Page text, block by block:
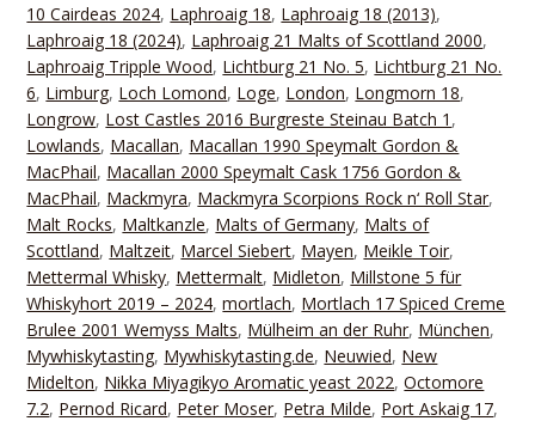
10 Cairdeas 2024, Laphroaig 18, Laphroaig 18 (2013),
Laphroaig 18 (2024), Laphroaig 21 Malts of Scottland 2000,
Laphroaig Tripple Wood, Lichtburg 21 No. 5, Lichtburg 21 No.
6, Limburg, Loch Lomond, Loge, London, Longmorn 18,
Longrow, Lost Castles 2016 Burgreste Steinau Batch 1 ,
Lowlands, Macallan, Macallan 1990 Speymalt Gordon &
MacPhail, Macallan 2000 Speymalt Cask 1756 Gordon &
MacPhail, Mackmyra, Mackmyra Scorpions Rock n‘ Roll Star,
Malt Rocks, Maltkanzle, Malts of Germany, Malts of
Scottland, Maltzeit, Marcel Siebert, Mayen, Meikle Toir,
Mettermal Whisky, Mettermalt, Midleton, Millstone 5 für
Whiskyhort 2019 – 2024,mortlach, Mortlach 17 Spiced Creme
Brulee 2001 Wemyss Malts, Mülheim an der Ruhr, München,
Mywhiskytasting, Mywhiskytasting.de, Neuwied, New
Midelton, Nikka Miyagikyo Aromatic yeast 2022,Octomore
7.2, Pernod Ricard, Peter Moser, Petra Milde, Port Askaig 17,